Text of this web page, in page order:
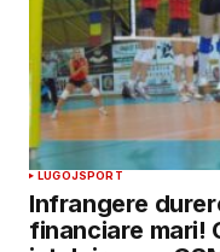
LUGOJSPORT
Infrangere
financiare mari!